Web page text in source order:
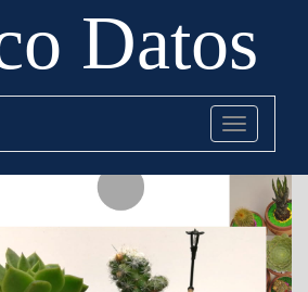
Datos
Toggle
navigation